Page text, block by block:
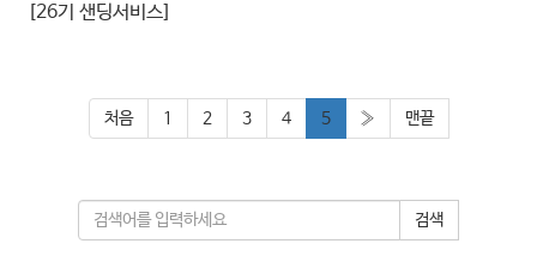
[26기 샌딩서비스]
처음 1 2 3 4 5 » 맨끝
검색